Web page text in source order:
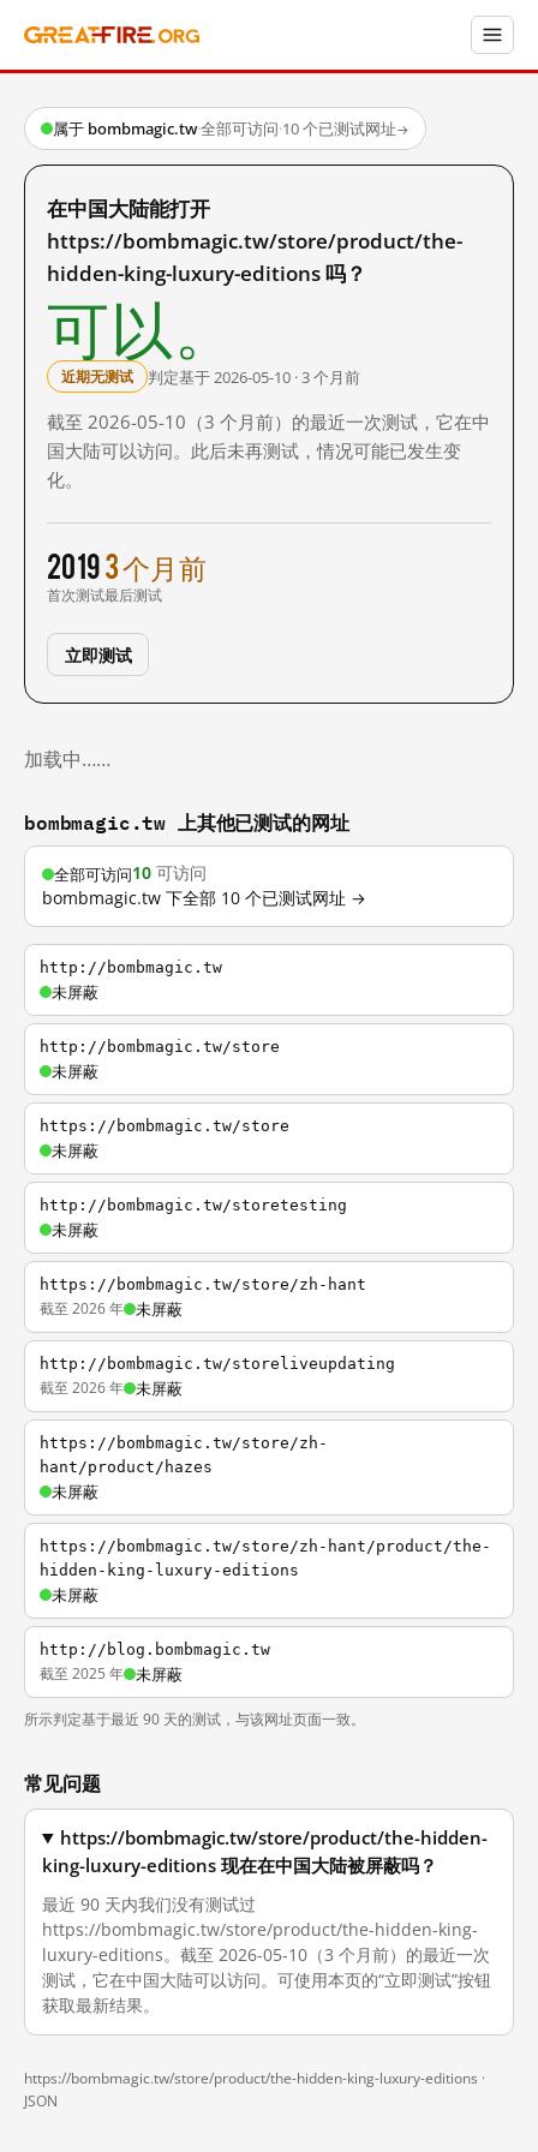
属于 bombmagic.tw·全部可访问·10 个已测试网址→
在中国大陆能打开
https://bombmagic.tw/store/product/the-
hidden-king-luxury-editions 吗？
可以。
近期无测试 判定基于 2026-05-10 · 3 个月前
截至 2026-05-10（3 个月前）的最近一次测试，它在中
国大陆可以访问。此后未再测试，情况可能已发生变
化。
2019
首次测试
3 个月前
最后测试
立即测试
加载中……
bombmagic.tw 上其他已测试的网址
全部可访问10 可访问
bombmagic.tw 下全部 10 个已测试网址 →
http://bombmagic.tw
未屏蔽
http://bombmagic.tw/store
未屏蔽
https://bombmagic.tw/store
未屏蔽
http://bombmagic.tw/storetesting
未屏蔽
https://bombmagic.tw/store/zh-hant
截至 2026 年 未屏蔽
http://bombmagic.tw/storeliveupdating
截至 2026 年 未屏蔽
https://bombmagic.tw/store/zh-
hant/product/hazes
未屏蔽
https://bombmagic.tw/store/zh-hant/product/the-
hidden-king-luxury-editions
未屏蔽
http://blog.bombmagic.tw
截至 2025 年 未屏蔽
所示判定基于最近 90 天的测试，与该网址页面一致。
常见问题
https://bombmagic.tw/store/product/the-hidden-
king-luxury-editions 现在在中国大陆被屏蔽吗？
最近 90 天内我们没有测试过
https://bombmagic.tw/store/product/the-hidden-king-
luxury-editions。截至 2026-05-10（3 个月前）的最近一次
测试，它在中国大陆可以访问。可使用本页的“立即测试”按钮
获取最新结果。
https://bombmagic.tw/store/product/the-hidden-king-luxury-editions ·
JSON